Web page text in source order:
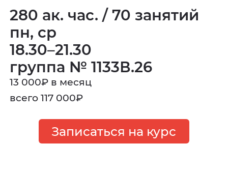
280 ак. час. / 70 занятий
пн, ср
18.30–21.30
группа № 1133В.26
13 000₽ в месяц
всего 117 000₽
Записаться на курс